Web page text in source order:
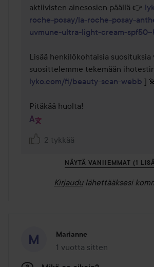
aktiivisten ainesosien päällä 👉
roche-posay/la-roche-posay-
uvmune-ultra-light-cream-
Lisää henkilökohtaisia suosituksia
lyko.com/fi/beauty-scan-webb ]
Pitäkää huolta!
2 tykkää
NÄYTÄ VANHEMMAT (1
Kirjaudu lähettääksesi
Marianne
1 vuotta sitten
Viesti luotiin 1 vuotta sitten